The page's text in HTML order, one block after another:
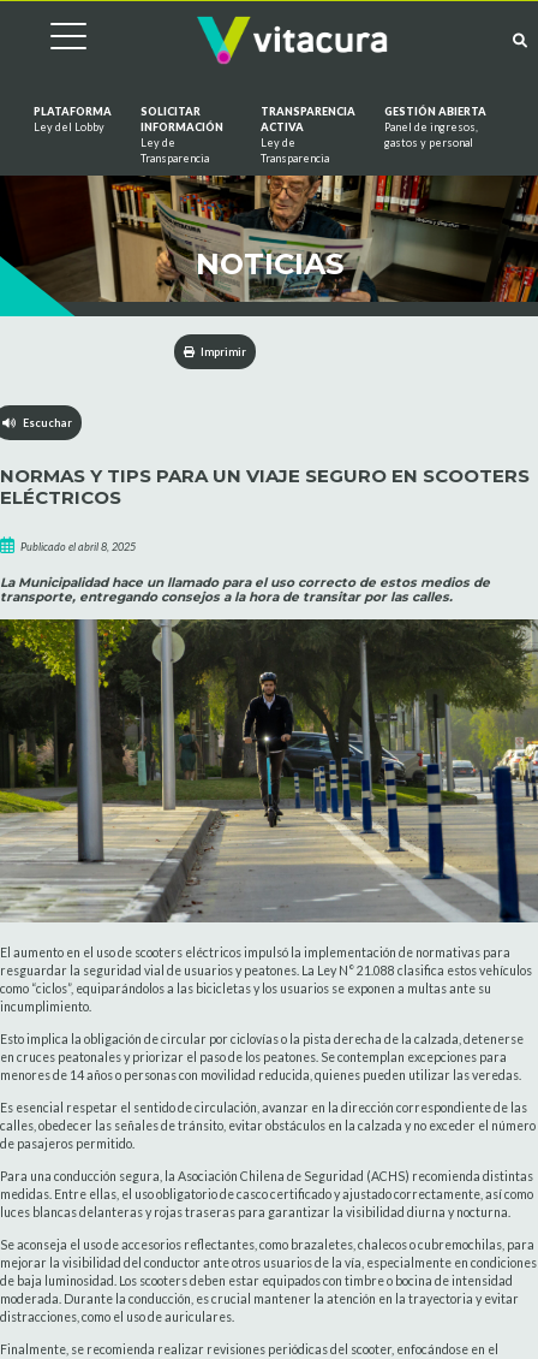
PLATAFORMA
Ley del Lobby
SOLICITAR
INFORMACIÓN
Ley de
Transparencia
TRANSPARENCIA
ACTIVA
Ley de
Transparencia
GESTIÓN ABIERTA
Panel de ingresos,
gastos y personal
NOTICIAS
Imprimir
Escuchar
NORMAS Y TIPS PARA UN VIAJE SEGURO EN SCOOTERS
ELÉCTRICOS
Publicado el abril 8, 2025
La Municipalidad hace un llamado para el uso correcto de estos medios de
transporte, entregando consejos a la hora de transitar por las calles.
El aumento en el uso de scooters eléctricos impulsó la implementación de normativas para
resguardar la seguridad vial de usuarios y peatones. La Ley N° 21.088 clasifica estos vehículos
como “ciclos”, equiparándolos a las bicicletas y los usuarios se exponen a multas ante su
incumplimiento.
Esto implica la obligación de circular por ciclovías o la pista derecha de la calzada, detenerse
en cruces peatonales y priorizar el paso de los peatones. Se contemplan excepciones para
menores de 14 años o personas con movilidad reducida, quienes pueden utilizar las veredas.
Es esencial respetar el sentido de circulación, avanzar en la dirección correspondiente de las
calles, obedecer las señales de tránsito, evitar obstáculos en la calzada y no exceder el número
de pasajeros permitido.
Para una conducción segura, la Asociación Chilena de Seguridad (ACHS) recomienda distintas
medidas. Entre ellas, el uso obligatorio de casco certificado y ajustado correctamente, así como
luces blancas delanteras y rojas traseras para garantizar la visibilidad diurna y nocturna.
Se aconseja el uso de accesorios reflectantes, como brazaletes, chalecos o cubremochilas, para
mejorar la visibilidad del conductor ante otros usuarios de la vía, especialmente en condiciones
de baja luminosidad. Los scooters deben estar equipados con timbre o bocina de intensidad
moderada. Durante la conducción, es crucial mantener la atención en la trayectoria y evitar
distracciones, como el uso de auriculares.
Finalmente, se recomienda realizar revisiones periódicas del scooter, enfocándose en el